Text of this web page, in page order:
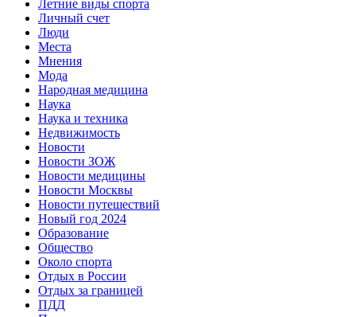
Летние виды спорта
Личный счет
Люди
Места
Мнения
Мода
Народная медицина
Наука
Наука и техника
Недвижимость
Новости
Новости ЗОЖ
Новости медицины
Новости Москвы
Новости путешествий
Новый год 2024
Образование
Общество
Около спорта
Отдых в России
Отдых за границей
ПДД